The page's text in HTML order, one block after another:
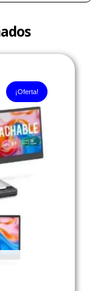
¡Oferta!
actual
es:
$1,100,000.00.